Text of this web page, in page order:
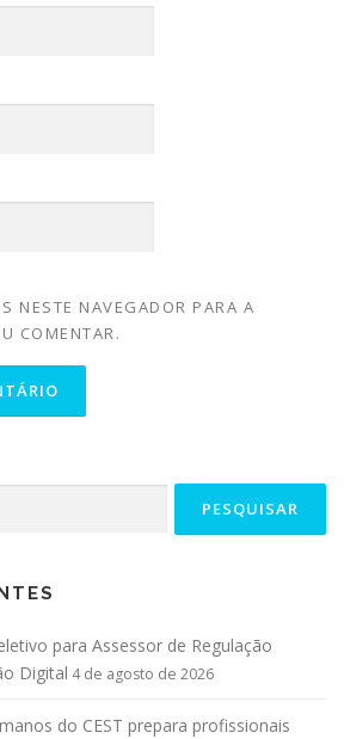
NESTE NAVEGADOR PARA A
COMENTAR.
para Assessor de Regulação
Digital 4 de agosto de 2026
do CEST prepara profissionais